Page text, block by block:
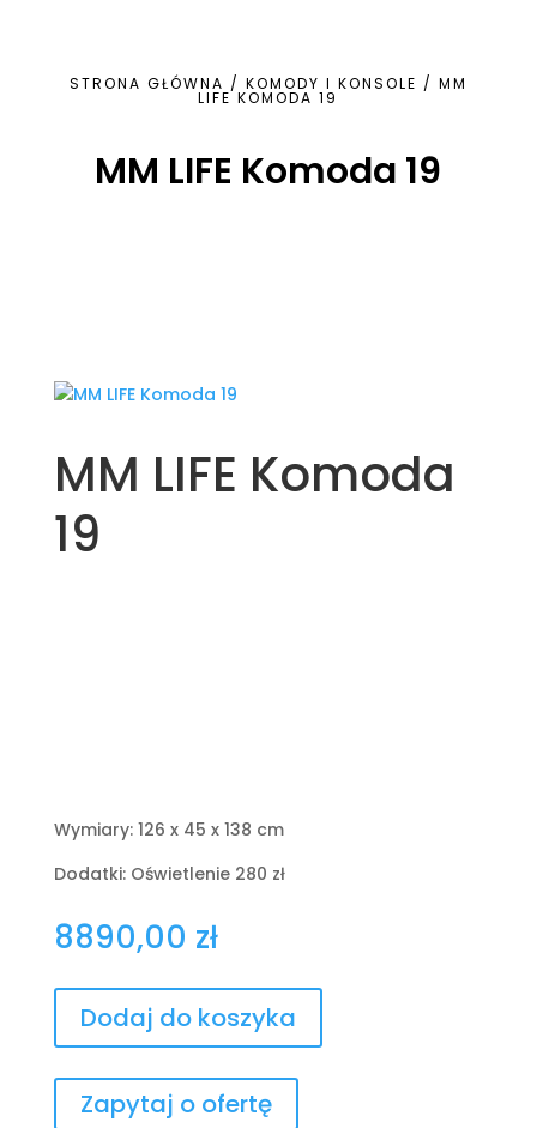
STRONA GŁÓWNA / KOMODY I KONSOLE / MM
LIFE KOMODA 19
MM LIFE Komoda 19
MM LIFE Komoda
19
Wymiary: 126 x 45 x 138 cm
Dodatki: Oświetlenie 280 zł
8890,00 zł
Dodaj do koszyka
Zapytaj o ofertę